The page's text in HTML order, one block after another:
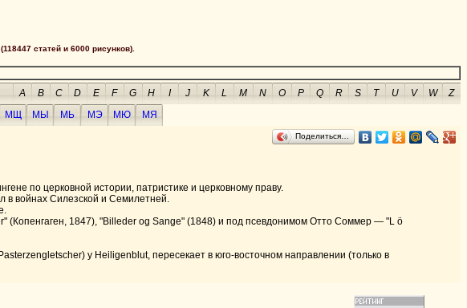
статей и 6000 рисунков).
A B C D E F G H I J K L M N O P Q R S T U V W
Z
МЩ МЫ МЬ МЭ МЮ
МЯ
Поделиться…
по церковной истории, патристике и церковному праву.
в войнах Силезской и Семилетней.
(Копенгаген, 1847), "Billeder og Sange" (1848) и под псевдонимом Отто Соммер — "L ö
y Heiligenblut, пересекает в юго-восточном направлении (только в